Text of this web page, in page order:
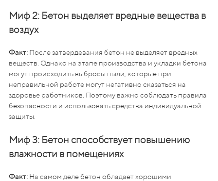
Миф 2: Бетон выделяет вредные вещества в
воздух
Факт: После затвердевания бетон не выделяет вредных
веществ. Однако на этапе производства и укладки бетона
могут происходить выбросы пыли, которые при
неправильной работе могут негативно сказаться на
здоровье работников. Поэтому важно соблюдать правила
безопасности и использовать средства индивидуальной
защиты.
Миф 3: Бетон способствует повышению
влажности в помещениях
Факт: На самом деле бетон обладает хорошими